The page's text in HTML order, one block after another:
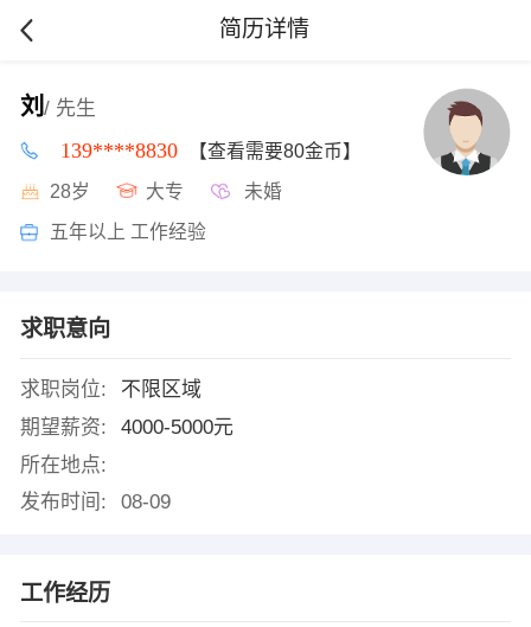
简历详情
刘 / 先生
139****8830 【查看需要80金币】
28岁 大专 未婚
五年以上 工作经验
求职意向
求职岗位:
不限区域
期望薪资:
4000-5000元
所在地点:
发布时间:
08-09
工作经历